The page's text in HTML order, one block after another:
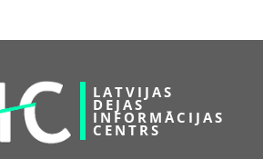
LATVIJAS
DEJAS
INFORMĀCIJAS
CENTRS